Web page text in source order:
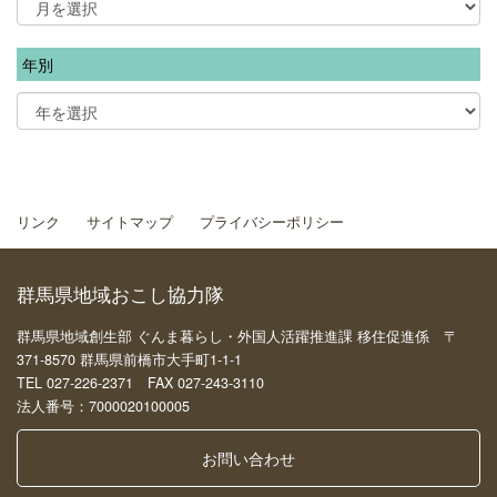
年別
リンク サイトマップ プライバシーポリシー
群馬県地域おこし協力隊
群馬県地域創生部 ぐんま暮らし・外国人活躍推進課 移住促進係 〒
371-8570 群馬県前橋市大手町1-1-1
TEL 027-226-2371 FAX 027-243-3110
法人番号：7000020100005
お問い合わせ